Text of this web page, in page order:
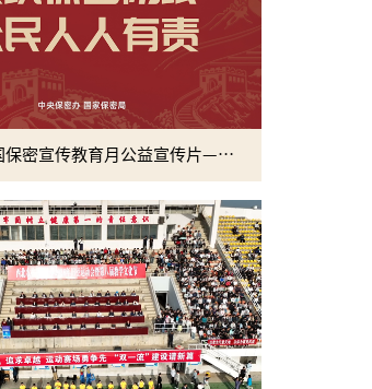
2026年全国保密宣传教育月公益宣传片—方寸之间